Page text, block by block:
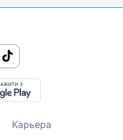
Карьера